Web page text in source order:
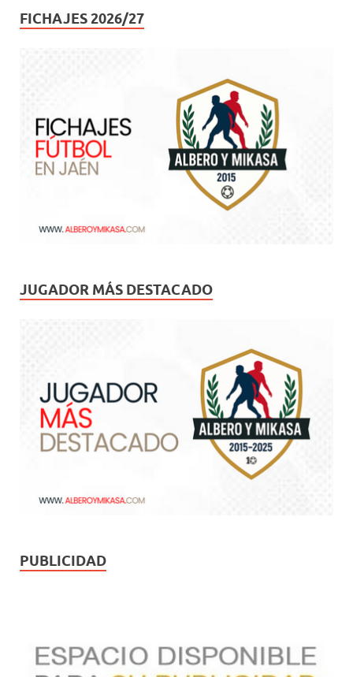
FICHAJES 2026/27
JUGADOR MÁS DESTACADO
PUBLICIDAD